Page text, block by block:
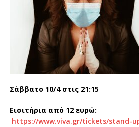
Σάββατο 10/4 στις 21:15
Εισιτήρια από 12 ευρώ:
https://www.viva.gr/tickets/stand-